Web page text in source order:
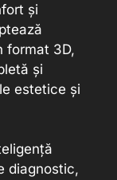
și
format 3D,
și
estetice și
diagnostic,